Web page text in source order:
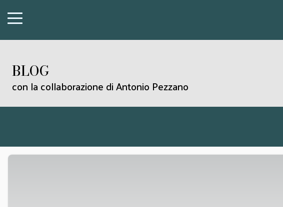
BLOG
con la collaborazione di Antonio Pezzano